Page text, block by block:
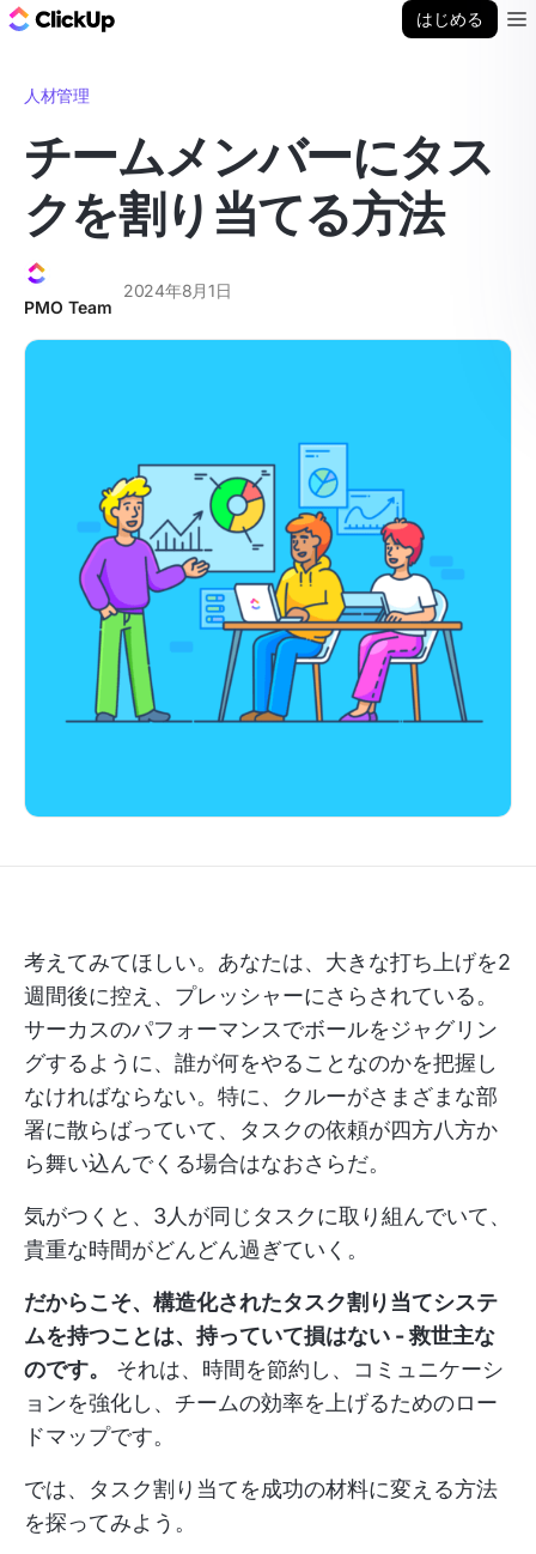
はじめる
人材管理
チームメンバーにタス
クを割り当てる方法
PMO Team
2024年8月1日
考えてみてほしい。あなたは、大きな打ち上げを2
週間後に控え、プレッシャーにさらされている。
サーカスのパフォーマンスでボールをジャグリン
グするように、誰が何をやることなのかを把握し
なければならない。特に、クルーがさまざまな部
署に散らばっていて、タスクの依頼が四方八方か
ら舞い込んでくる場合はなおさらだ。
気がつくと、3人が同じタスクに取り組んでいて、
貴重な時間がどんどん過ぎていく。
だからこそ、構造化されたタスク割り当てシステ
ムを持つことは、持っていて損はない - 救世主な
のです。
それは、時間を節約し、コミュニケーシ
ョンを強化し、チームの効率を上げるためのロー
ドマップです。
では、タスク割り当てを成功の材料に変える方法
を探ってみよう。